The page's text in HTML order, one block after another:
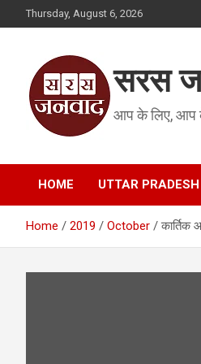
to
Thursday, August 6, 2026
सरस
आप के लिए, आप
HOME UTTAR PRADESH
Home 2019 October कार्तिक